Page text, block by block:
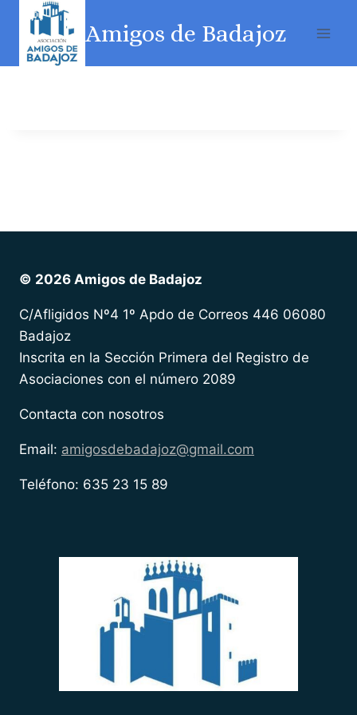
Amigos de Badajoz
© 2026 Amigos de Badajoz
C/Afligidos Nº4 1º Apdo de Correos 446 06080
Badajoz
Inscrita en la Sección Primera del Registro de
Asociaciones con el número 2089
Contacta con nosotros
Email: amigosdebadajoz@gmail.com
Teléfono: 635 23 15 89